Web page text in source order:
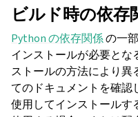
ビルド時の依存
Python の依存関係の一
インストールが必要とな
ストールの方法により異
てのドキュメントを確認
使用してインストールす